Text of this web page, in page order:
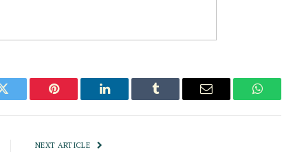
Twitter Pinterest LinkedIn Tumblr Email WhatsApp
NEXT ARTICLE